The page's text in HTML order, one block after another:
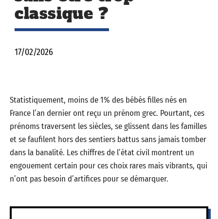
classique ?
17/02/2026
Statistiquement, moins de 1% des bébés filles nés en
France l’an dernier ont reçu un prénom grec. Pourtant, ces
prénoms traversent les siècles, se glissent dans les familles
et se faufilent hors des sentiers battus sans jamais tomber
dans la banalité. Les chiffres de l’état civil montrent un
engouement certain pour ces choix rares mais vibrants, qui
n’ont pas besoin d’artifices pour se démarquer.